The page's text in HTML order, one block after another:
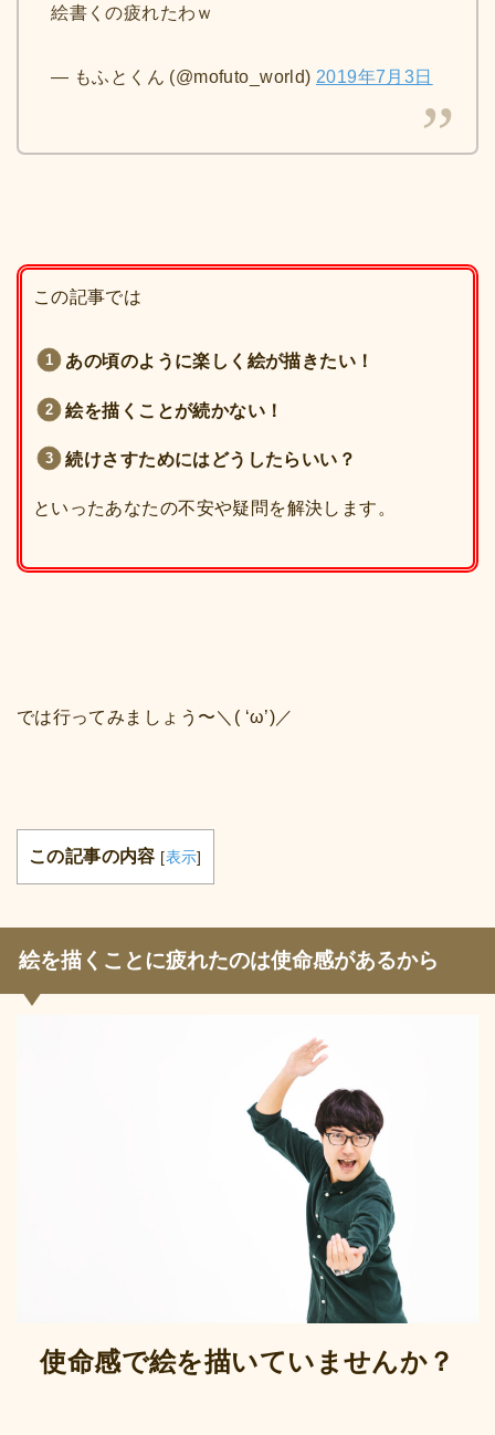
絵書くの疲れたわｗ
— もふとくん (@mofuto_world) 2019年7月3日
この記事では
あの頃のように楽しく絵が描きたい！
絵を描くことが続かない！
続けさすためにはどうしたらいい？
といったあなたの不安や疑問を解決します。
では行ってみましょう〜＼( ‘ω’)／
この記事の内容 [表示]
絵を描くことに疲れたのは使命感があるから
使命感で絵を描いていませんか？